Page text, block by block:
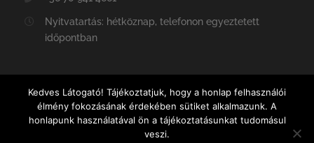
Nyitvatartás: hétköznap, telefonon egyeztetett
időpontban
Kedves Látogató! Tájékoztatjuk, hogy a honlap felhasználói
élmény fokozásának érdekében sütiket alkalmazunk. A
honlapunk használatával ön a tájékoztatásunkat tudomásul
veszi.